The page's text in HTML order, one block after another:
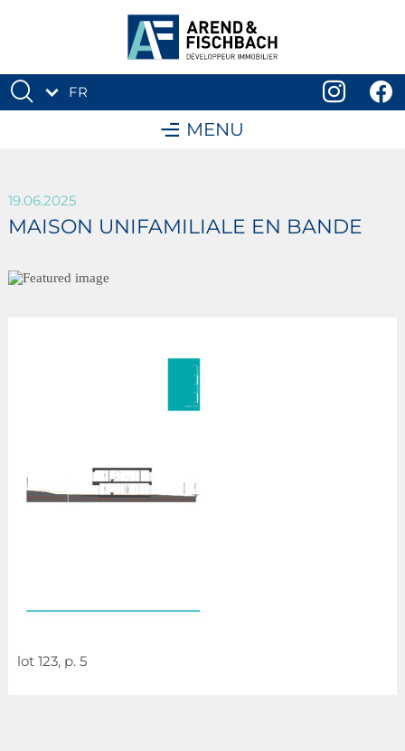
FR
MENU
19.06.2025
MAISON UNIFAMILIALE EN BANDE
lot 123, p. 5